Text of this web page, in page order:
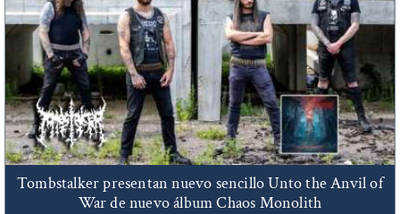
Tombstalker presentan nuevo sencillo Unto the Anvil of
War de nuevo álbum Chaos Monolith